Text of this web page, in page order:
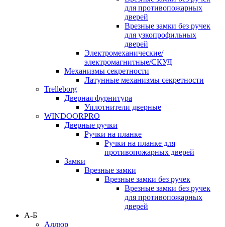
для противопожарных
дверей
Врезные замки без ручек
для узкопрофильных
дверей
Электромеханические/
электромагнитные/СКУД
Механизмы секретности
Латунные механизмы секретности
Trelleborg
Дверная фурнитура
Уплотнители дверные
WINDOORPRO
Дверные ручки
Ручки на планке
Ручки на планке для
противопожарных дверей
Замки
Врезные замки
Врезные замки без ручек
Врезные замки без ручек
для противопожарных
дверей
А-Б
Аллюр